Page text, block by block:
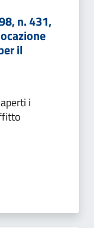
n. 431,
il
i